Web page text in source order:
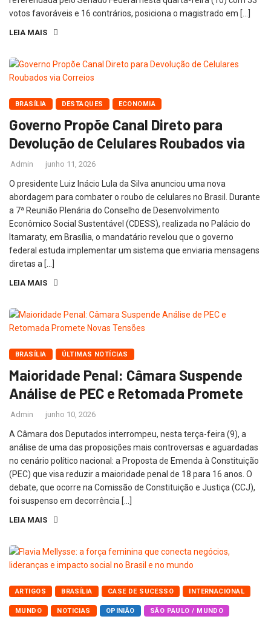
votos favoráveis e 16 contrários, posiciona o magistrado em […]
LEIA MAIS
BRASÍLIA DESTAQUES ECONOMIA
Governo Propõe Canal Direto para
Devolução de Celulares Roubados via
Admin junho 11, 2026
O presidente Luiz Inácio Lula da Silva anunciou uma nova
abordagem para combater o roubo de celulares no Brasil. Durante
a 7ª Reunião Plenária do Conselho de Desenvolvimento
Econômico Social Sustentável (CDESS), realizada no Palácio do
Itamaraty, em Brasília, o mandatário revelou que o governo
federal estuda implementar um sistema que enviaria mensagens
diretas a […]
LEIA MAIS
BRASÍLIA ÚLTIMAS NOTÍCIAS
Maioridade Penal: Câmara Suspende
Análise de PEC e Retomada Promete
Admin junho 10, 2026
A Câmara dos Deputados interrompeu, nesta terça-feira (9), a
análise de uma das proposições mais controversas e aguardadas
no cenário político nacional: a Proposta de Emenda à Constituição
(PEC) que visa reduzir a maioridade penal de 18 para 16 anos. O
debate, que ocorre na Comissão de Constituição e Justiça (CCJ),
foi suspenso em decorrência […]
LEIA MAIS
ARTIGOS BRASÍLIA CASE DE SUCESSO INTERNACIONAL
MUNDO NOTICIAS OPINIÃO SÃO PAULO / MUNDO